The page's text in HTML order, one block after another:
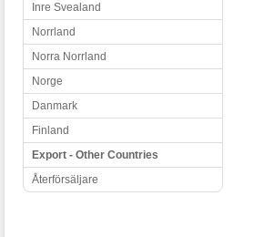
Inre Svealand
Norrland
Norra Norrland
Norge
Danmark
Finland
Export - Other Countries
Återförsäljare